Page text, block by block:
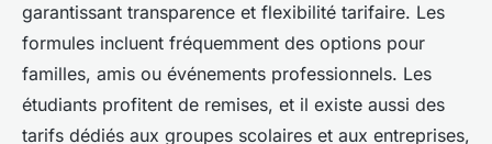
garantissant transparence et flexibilité tarifaire. Les
formules incluent fréquemment des options pour
familles, amis ou événements professionnels. Les
étudiants profitent de remises, et il existe aussi des
tarifs dédiés aux groupes scolaires et aux entreprises,